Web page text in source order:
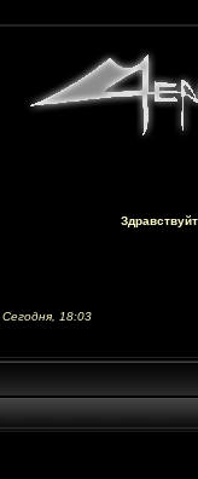
Сегодня, 18:03